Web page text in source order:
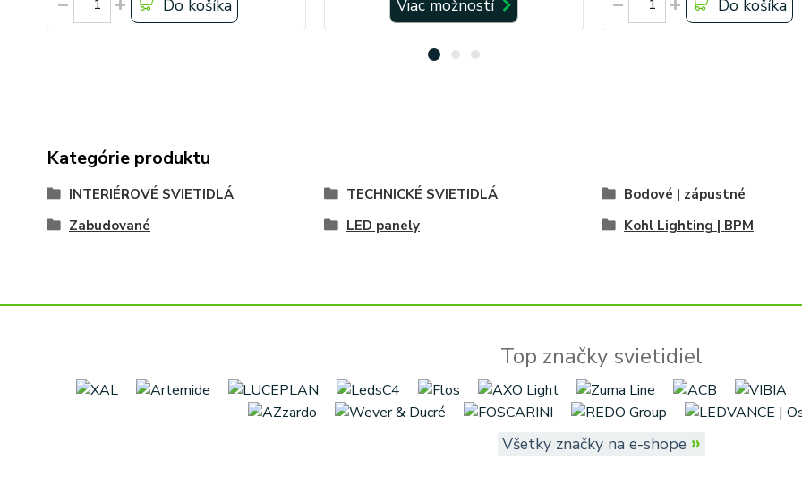
Do košíka Viac možností Do košíka
Kategórie produktu
INTERIÉROVÉ SVIETIDLÁ TECHNICKÉ SVIETIDLÁ Bodové | zápustné
Zabudované
LED panely Kohl Lighting | BPM
Top značky svietidiel
Všetky značky na e-shope »